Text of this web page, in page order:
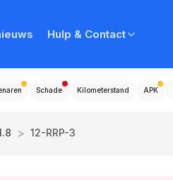
Hulp & Contact
Schade Kilometerstand APK
> 12-RRP-3